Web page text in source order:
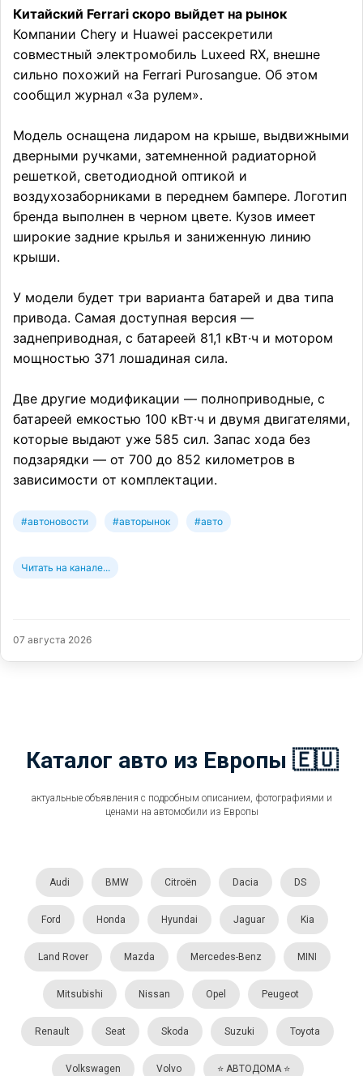
Китайский Ferrari скоро выйдет на рынок
Компании Chery и Huawei рассекретили
совместный электромобиль Luxeed RX, внешне
сильно похожий на Ferrari Purosangue. Об этом
сообщил журнал «За рулем».
Модель оснащена лидаром на крыше, выдвижными
дверными ручками, затемненной радиаторной
решеткой, светодиодной оптикой и
воздухозаборниками в переднем бампере. Логотип
бренда выполнен в черном цвете. Кузов имеет
широкие задние крылья и заниженную линию
крыши.
У модели будет три варианта батарей и два типа
привода. Самая доступная версия —
заднеприводная, с батареей 81,1 кВт·ч и мотором
мощностью 371 лошадиная сила.
Две другие модификации — полноприводные, с
батареей емкостью 100 кВт·ч и двумя двигателями,
которые выдают уже 585 сил. Запас хода без
подзарядки — от 700 до 852 километров в
зависимости от комплектации.
#автоновости #авторынок #авто
Читать на канале...
07 августа 2026
Каталог авто из Европы 🇪🇺
актуальные объявления с подробным описанием, фотографиями и
ценами на автомобили из Европы
Audi BMW Citroën Dacia DS
Ford Honda Hyundai Jaguar Kia
Land Rover Mazda Mercedes-Benz MINI
Mitsubishi Nissan Opel Peugeot
Renault Seat Skoda Suzuki Toyota
Volkswagen Volvo ⭐️ АВТОДОМА ⭐️